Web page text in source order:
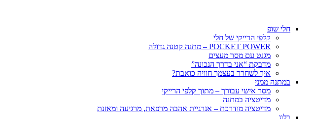
חלי שופ
קלפי הרייקי של חלי
POCKET POWER – מתנה קטנה גדולה
מגנט עם מסר מעצים
מדבקת “אני בדרך הנכונה”
איך לשחרר בעצמך חוויה כואבת?
במתנה ממני
מסר אישי עבורך – מתוך קלפי הרייקי
מדיטציה במתנה
מדיטציה מודרכת – אנרגיית אהבה מרפאת, מרגיעה ומאזנת
בלוג